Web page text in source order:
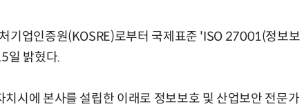
기업인증원(KOSRE)로부터 국제표준 'ISO 27001(정보보
일 밝혔다.
시에 본사를 설립한 이래로 정보보호 및 산업보안 전문가